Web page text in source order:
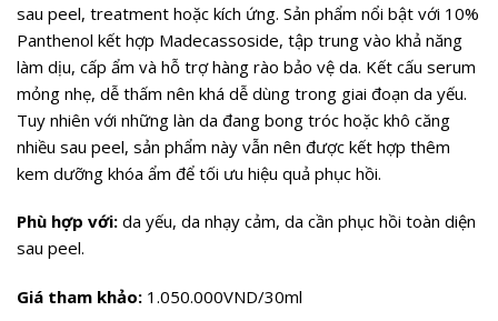
sau peel, treatment hoặc kích ứng. Sản phẩm nổi bật với 10%
Panthenol kết hợp Madecassoside, tập trung vào khả năng
làm dịu, cấp ẩm và hỗ trợ hàng rào bảo vệ da. Kết cấu serum
mỏng nhẹ, dễ thấm nên khá dễ dùng trong giai đoạn da yếu.
Tuy nhiên với những làn da đang bong tróc hoặc khô căng
nhiều sau peel, sản phẩm này vẫn nên được kết hợp thêm
kem dưỡng khóa ẩm để tối ưu hiệu quả phục hồi.
Phù hợp với: da yếu, da nhạy cảm, da cần phục hồi toàn diện
sau peel.
Giá tham khảo: 1.050.000VND/30ml